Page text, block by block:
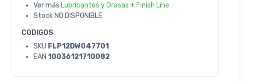
Ver más Lubricantes y Grasas + Finish Line
Stock NO DISPONIBLE
CODIGOS
SKU FLP12DW047701
EAN 10036121710082